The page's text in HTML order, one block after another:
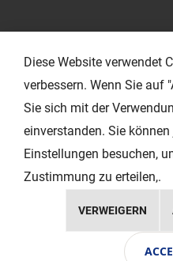
EXTRAS
Copyright © 2024 Ihr Layout -
Diese Website verwendet
verbessern. Wenn Sie auf
Sie sich mit der
einverstanden. Sie
Einstellungen besuchen,
Zustimmung zu erteilen,.
VERWEIGERN